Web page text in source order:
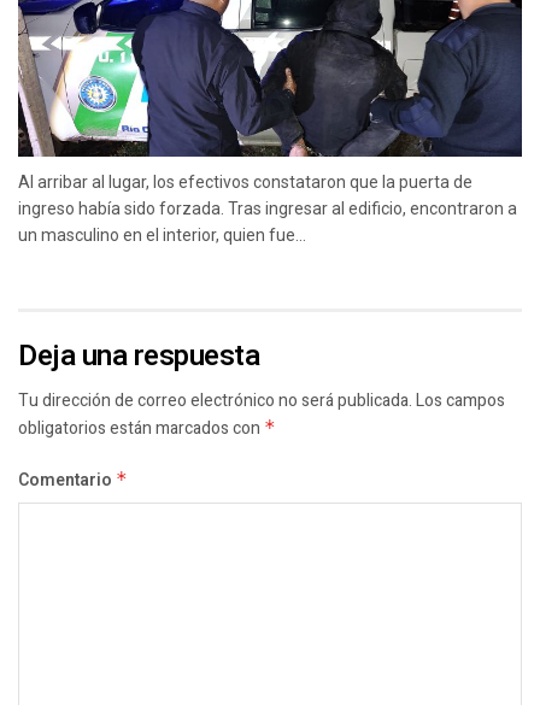
Al arribar al lugar, los efectivos constataron que la puerta de
ingreso había sido forzada. Tras ingresar al edificio, encontraron a
un masculino en el interior, quien fue...
Deja una respuesta
Tu dirección de correo electrónico no será publicada.Los campos
obligatorios están marcados con *
Comentario *